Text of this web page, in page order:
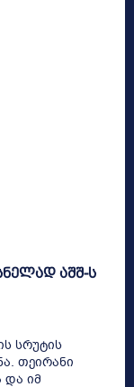
აშშ-ს
სრუტის
თეირანი
და იმ